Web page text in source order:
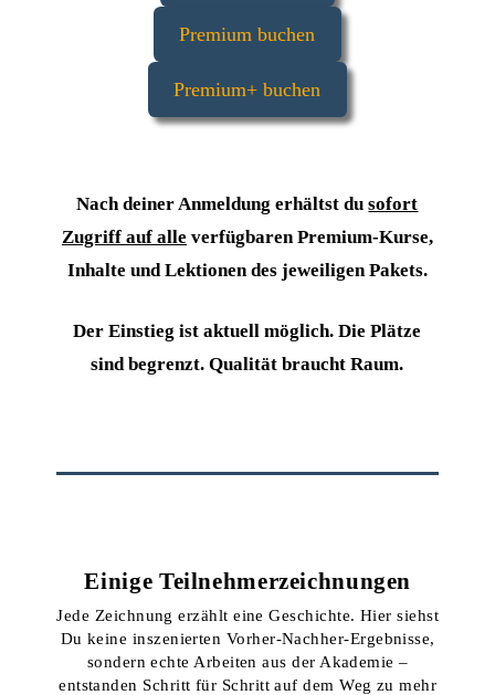
Premium buchen
Premium+ buchen
Nach deiner Anmeldung erhältst dusofort
Zugriff auf alle verfügbaren Premium-Kurse,
Inhalte und Lektionen des jeweiligen Pakets.
Der Einstieg ist aktuell möglich. Die Plätze
sind begrenzt. Qualität braucht Raum.
Einige Teilnehmerzeichnungen
Jede Zeichnung erzählt eine Geschichte. Hier siehst
Du keine inszenierten Vorher-Nachher-Ergebnisse,
sondern echte Arbeiten aus der Akademie –
entstanden Schritt für Schritt auf dem Weg zu mehr